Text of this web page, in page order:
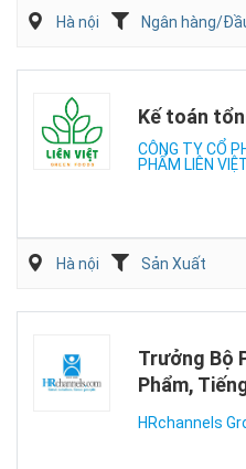
Hà nội Ngân hàng/
Kế toán
CÔNG TY CỔ
PHẨM LIÊN
Hà nội Sản Xuất
Trưởng Bộ
Phẩm,
HRchannels